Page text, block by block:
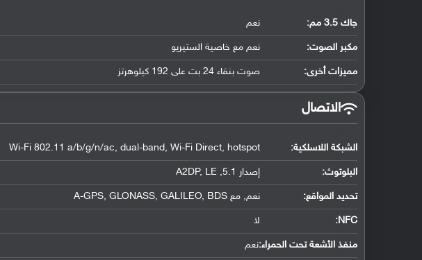
جاك 3.5 مم: نعم
مكبر الصوت: نعم مع خاصية الستيريو
مميزات أخرى: صوت بنقاء 24 بت على 192 كيلوهرتز
الاتصال
الشبكة اللاسلكية: Wi-Fi 802.11 a/b/g/n/ac, dual-band, Wi-Fi Direct, hotspot
البلوتوث: إصدار 5.1, A2DP, LE
تحديد المواقع: نعم, مع A-GPS, GLONASS, GALILEO, BDS
NFC
: لا
منفذ الأشعة تحت الحمراء:نعم